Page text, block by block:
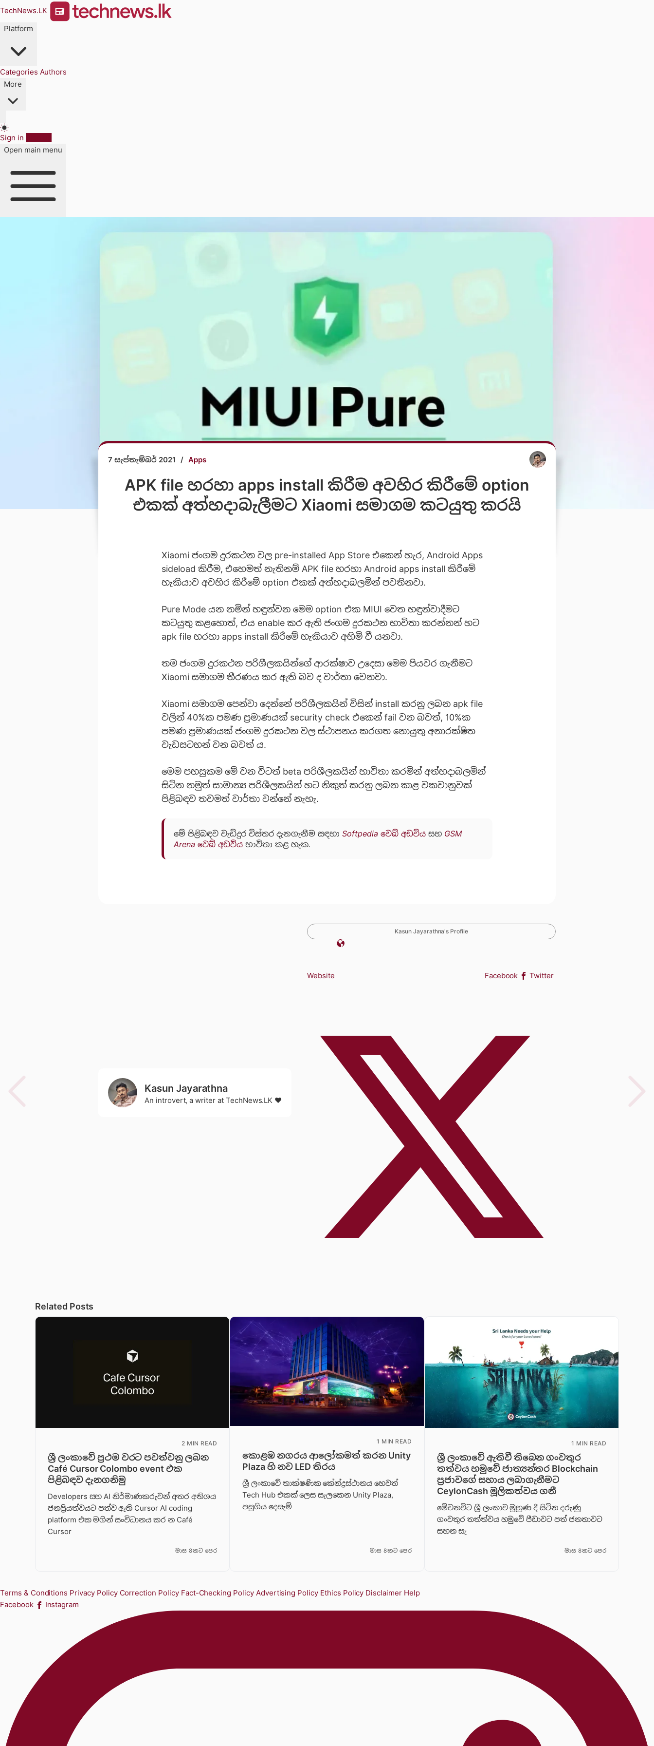
TechNews.LK
Platform
Categories Authors
More
Sign in
Open main menu
7 සැප්තැම්බර් 2021 / Apps
APK file හරහා apps install කිරීම අවහිර කිරීමේ option
එකක් අත්හදාබැලීමට Xiaomi සමාගම කටයුතු කරයි
Xiaomi ජංගම දුරකථන වල pre-installed App Store එකෙන් හැර, Android Apps
sideload කිරීම, එහෙමත් නැතිනම් APK file හරහා Android apps install කිරීමේ
හැකියාව අවහිර කිරීමේ option එකක් අත්හදාබලමින් පවතිනවා.
Pure Mode යන නමින් හඳුන්වන මෙම option එක MIUI වෙත හඳුන්වාදීමට
කටයුතු කළහොත්, එය enable කර ඇති ජංගම දුරකථන භාවිතා කරන්නන් හට
apk file හරහා apps install කිරීමේ හැකියාව අහිමි වී යනවා.
තම ජංගම දුරකථන පරිශීලකයින්ගේ ආරක්ෂාව උදෙසා මෙම පියවර ගැනීමට
Xiaomi සමාගම තීරණය කර ඇති බව ද වාර්තා වෙනවා.
Xiaomi සමාගම පෙන්වා දෙන්නේ පරිශීලකයින් විසින් install කරනු ලබන apk file
වලින් 40%ක පමණ ප්‍රමාණයක් security check එකෙන් fail වන බවත්, 10%ක
පමණ ප්‍රමාණයක් ජංගම දුරකථන වල ස්ථාපනය කරගත නොයුතු අනාරක්ෂිත
වැඩසටහන් වන බවත් ය.
මෙම පහසුකම මේ වන විටත් beta පරිශීලකයින් භාවිතා කරමින් අත්හදාබලමින්
සිටින නමුත් සාමාන්‍ය පරිශීලකයින් හට නිකුත් කරනු ලබන කාළ වකවානුවක්
පිළිබඳව තවමත් වාර්තා වන්නේ නැහැ.
මේ පිළිබඳව වැඩිදුර විස්තර දැනගැනීම සඳහා Softpedia වෙබ් අඩවිය සහ GSM
Arena වෙබ් අඩවිය භාවිතා කළ හැක.
Kasun Jayarathna
An introvert, a writer at TechNews.LK ❤️
Kasun Jayarathna's Profile
Website Facebook Twitter
Related Posts
2 MIN READ
ශ්‍රී ලංකාවේ ප්‍රථම වරට පවත්වනු ලබන
Café Cursor Colombo event එක
පිළිබඳව දැනගනිමු
Developers සහ AI නිර්මාණකරුවන් අතර අතිශය
ජනප්‍රියත්වයට පත්ව ඇති Cursor AI coding
platform එක මගින් සංවිධානය කර න Café
Cursor
මාස 8කට පෙර
1 MIN READ
කොළඹ නගරය ආලෝකමත් කරන Unity
Plaza හි නව LED තිරය
ශ්‍රී ලංකාවේ තාක්ෂණික කේන්ද්‍රස්ථානය හෙවත්
Tech Hub එකක් ලෙස සැලකෙන Unity Plaza,
පසුගිය දෙසැම්
මාස 8කට පෙර
1 MIN READ
ශ්‍රී ලංකාවේ ඇතිවී තිබෙන ගංවතුර
තත්වය හමුවේ ජාත්‍යන්තර Blockchain
ප්‍රජාවගේ සහාය ලබාගැනීමට
CeylonCash මූලිකත්වය ග​නී
මේවනවිට ශ්‍රී ලංකාව මුහුණ දී සිටින දරුණු
ගංවතුර තත්ත්වය හමුවේ පීඩාවට පත් ජනතාවට
සහන සැ
මාස 8කට පෙර
Terms & Conditions Privacy Policy Correction Policy Fact-Checking Policy Advertising Policy Ethics Policy Disclaimer Help
Facebook
Instagram